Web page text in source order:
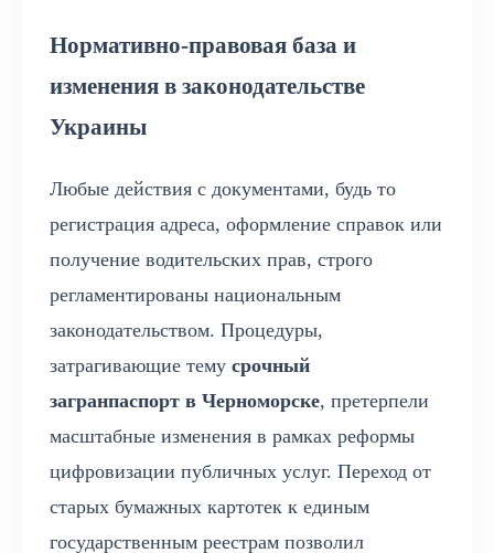
Нормативно-правовая база и
изменения в законодательстве
Украины
Любые действия с документами, будь то
регистрация адреса, оформление справок или
получение водительских прав, строго
регламентированы национальным
законодательством. Процедуры,
затрагивающие тему срочный
загранпаспорт в Черноморске, претерпели
масштабные изменения в рамках реформы
цифровизации публичных услуг. Переход от
старых бумажных картотек к единым
государственным реестрам позволил